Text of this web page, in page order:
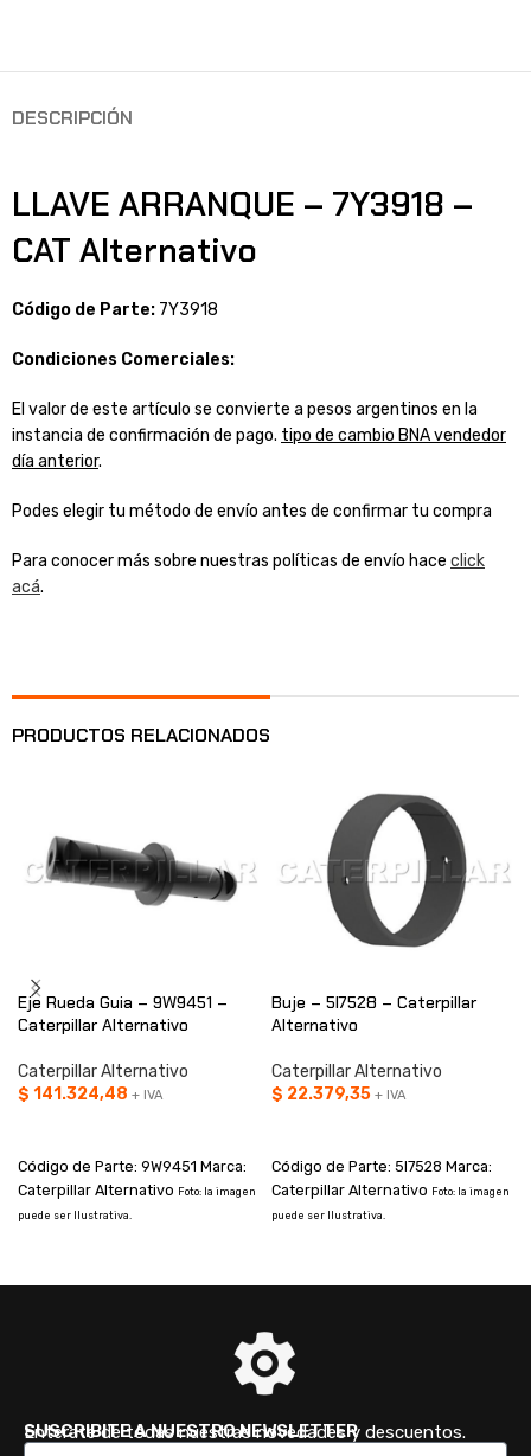
DESCRIPCIÓN
LLAVE ARRANQUE – 7Y3918 –
CAT Alternativo
Código de Parte: 7Y3918
Condiciones Comerciales:
El valor de este artículo se convierte a pesos argentinos en la
instancia de confirmación de pago. tipo de cambio BNA vendedor
día anterior.
Podes elegir tu método de envío antes de confirmar tu compra
Para conocer más sobre nuestras políticas de envío hace click
acá.
PRODUCTOS RELACIONADOS
Eje Rueda Guia – 9W9451 –
Caterpillar Alternativo
Caterpillar Alternativo
$ 141.324,48 + IVA
Código de Parte: 9W9451 Marca:
Caterpillar Alternativo Foto: la imagen
puede ser Ilustrativa.
Buje – 5I7528 – Caterpillar
Alternativo
Caterpillar Alternativo
$ 22.379,35 + IVA
Código de Parte: 5I7528 Marca:
Caterpillar Alternativo Foto: la imagen
puede ser Ilustrativa.
SUSCRIBITE A NUESTRO NEWSLETTER
Enterate de todas nuestras novedades y descuentos.